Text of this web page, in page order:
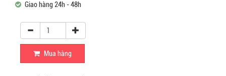
Giao hàng 24h - 48h
Mua hàng